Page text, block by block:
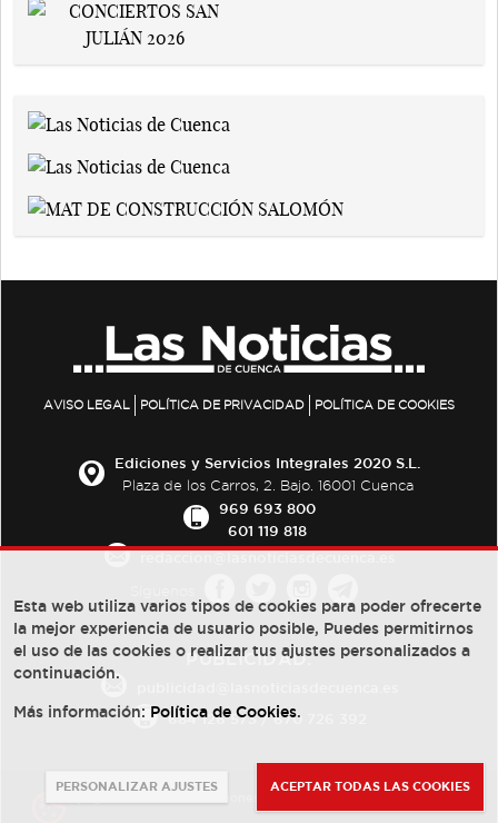
AVISO LEGAL POLÍTICA DE PRIVACIDAD POLÍTICA DE COOKIES
Ediciones y Servicios Integrales 2020 S.L.
Plaza de los Carros, 2. Bajo. 16001 Cuenca
969 693 800
601 119 818
PUBLICIDAD:
684 126 573/670 726 392
Esta web utiliza varios tipos de cookies para poder ofrecerte
la mejor experiencia de usuario posible, Puedes permitirnos
el uso de las cookies o realizar tus ajustes personalizados a
continuación.
Más información: Política de Cookies.
PERSONALIZAR AJUSTES ACEPTAR TODAS LAS COOKIES